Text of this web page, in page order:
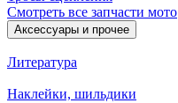
Смотреть все запчасти мото
Аксессуары и прочее
Литература
Наклейки, шильдики